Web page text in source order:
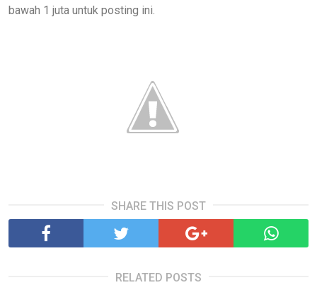
bawah 1 juta untuk posting ini.
SHARE THIS POST
RELATED POSTS